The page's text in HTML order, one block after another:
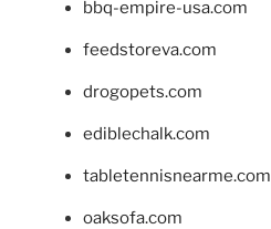
bbq-empire-usa.com
feedstoreva.com
drogopets.com
ediblechalk.com
tabletennisnearme.com
oaksofa.com